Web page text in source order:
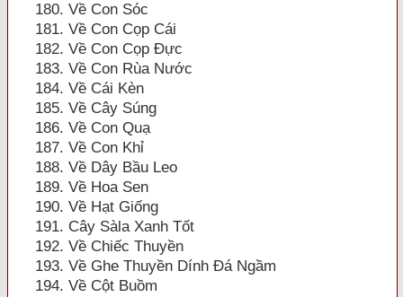
180. Về Con Sóc
181. Về Con Cọp Cái
182. Về Con Cọp Đực
183. Về Con Rùa Nước
184. Về Cái Kèn
185. Về Cây Súng
186. Về Con Quạ
187. Về Con Khỉ
188. Về Dây Bầu Leo
189. Về Hoa Sen
190. Về Hạt Giống
191. Cây Sàla Xanh Tốt
192. Về Chiếc Thuyền
193. Về Ghe Thuyền Dính Đá Ngầm
194. Về Cột Buồm